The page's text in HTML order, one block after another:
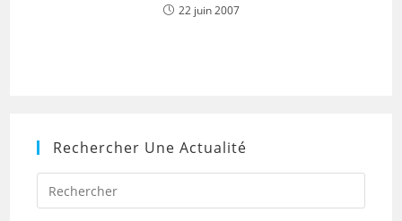
22 juin 2007
Rechercher Une Actualité
Press
to